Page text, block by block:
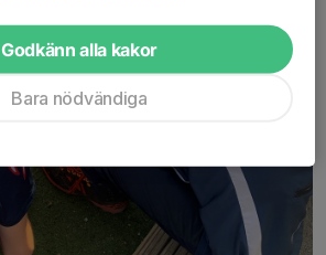
Godkänn alla kakor
Bara nödvändiga